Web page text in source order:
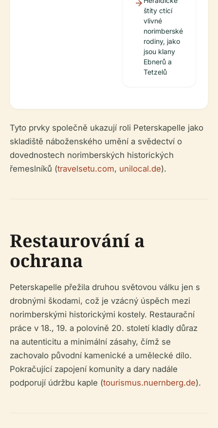
štíty ctící
vlivné
norimberské
rodiny, jako
jsou klany
Ebnerů a
Tetzelů
Tyto prvky společně ukazují roli Peterskapelle jako
skladiště náboženského umění a svědectví o
dovednostech norimberských historických
řemeslníků (travelsetu.com, unilocal.de).
Restaurování a
ochrana
Peterskapelle přežila druhou světovou válku jen s
drobnými škodami, což je vzácný úspěch mezi
norimberskými historickými kostely. Restaurační
práce v 18., 19. a polovině 20. století kladly důraz
na autenticitu a minimální zásahy, čímž se
zachovalo původní kamenické a umělecké dílo.
Pokračující zapojení komunity a dary nadále
podporují údržbu kaple (tourismus.nuernberg.de).